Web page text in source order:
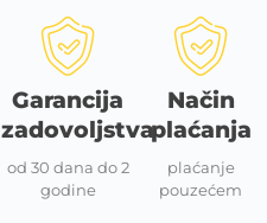
Garancija
zadovoljstva
od 30 dana do 2
godine
Način
plaćanja
plaćanje
pouzećem